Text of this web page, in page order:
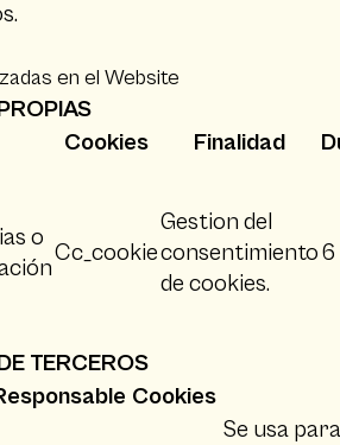
en el Website
Cookies Finalidad
o
Cc_cookie
Gestion del
consentimiento
de cookies.
6
TERCEROS
Cookies
Se usa